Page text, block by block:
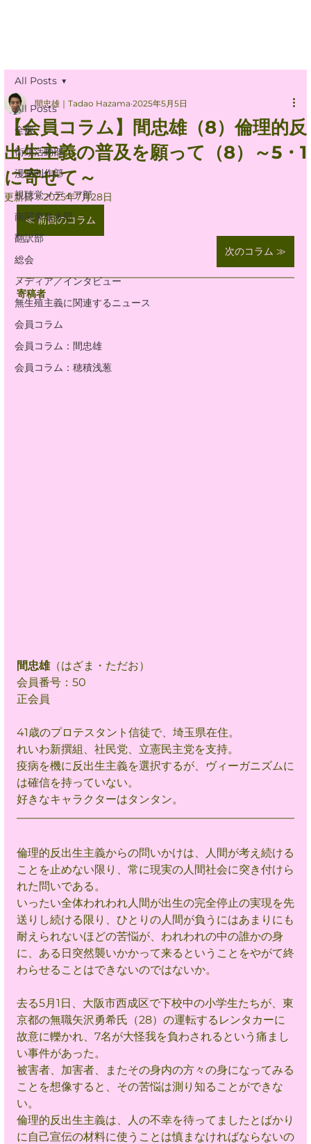
All Posts
全般
街頭活動部
漫画制作部
視聴覚メディア部
南関東散歩部
翻訳部
総会
メディア／インタビュー
無生殖主義に関連するニュース
会員コラム
会員コラム：間忠雄
会員コラム：穂積浅葱
All Posts
【会員コラム】間忠雄（8）倫理的反
出生主義の普及を願って（8）～5・1
に寄せて～
間忠雄｜Tadao Hazama 2025年5月5日
更新日：2025年7月28日
≪ 前回のコラム
次のコラム ≫
寄稿者
間忠雄（はざま・ただお）
会員番号：50
正会員
41歳のプロテスタント信徒で、埼玉県在住。
れいわ新撰組、社民党、立憲民主党を支持。
疫病を機に反出生主義を選択するが、ヴィーガニズムに
は確信を持っていない。
好きなキャラクターはタンタン。
倫理的反出生主義からの問いかけは、人間が考え続ける
ことを止めない限り、常に現実の人間社会に突き付けら
れた問いである。
いったい全体われわれ人間が出生の完全停止の実現を先
送りし続ける限り、ひとりの人間が負うにはあまりにも
耐えられないほどの苦悩が、われわれの中の誰かの身
に、ある日突然襲いかかって来るということをやがて終
わらせることはできないのではないか。
去る5月1日、大阪市西成区で下校中の小学生たちが、東
京都の無職矢沢勇希氏（28）の運転するレンタカーに
故意に轢かれ、7名が大怪我を負わされるという痛まし
い事件があった。
被害者、加害者、またその身内の方々の身になってみる
ことを想像すると、その苦悩は測り知ることができな
い。
倫理的反出生主義は、人の不幸を待ってましたとばかり
に自己宣伝の材料に使うことは慎まなければならないの